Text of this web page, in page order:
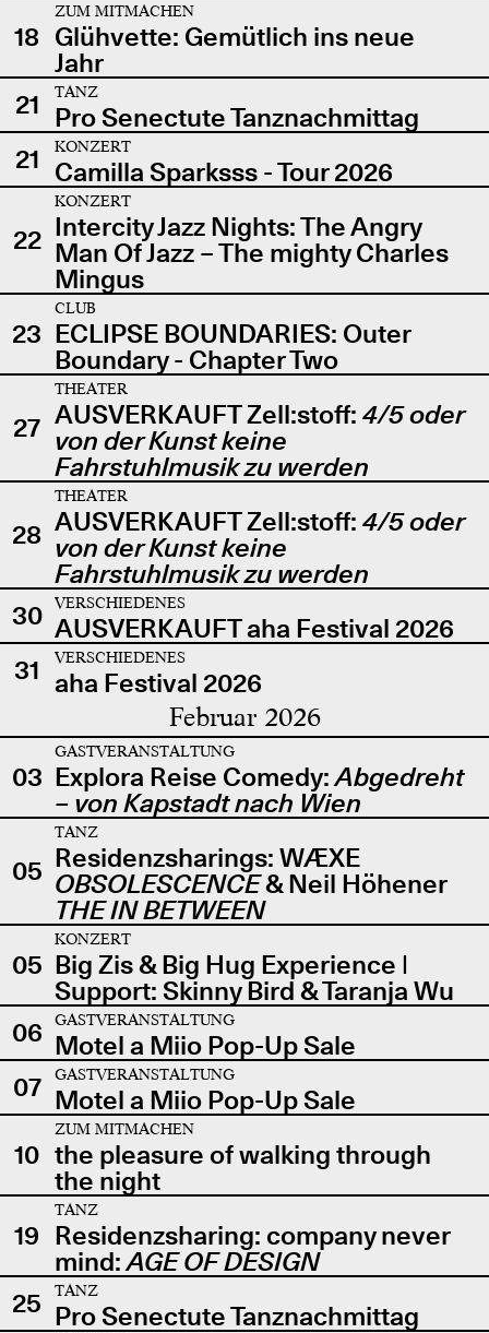
18
ZUM MITMACHEN
Glühvette: Gemütlich ins neue
Jahr
21
TANZ
Pro Senectute Tanznachmittag
21
KONZERT
Camilla Sparksss - Tour 2026
22
KONZERT
Intercity Jazz Nights: The Angry
Man Of Jazz – The mighty Charles
Mingus
23
CLUB
ECLIPSE BOUNDARIES: Outer
Boundary - Chapter Two
27
THEATER
AUSVERKAUFT Zell:stoff: 4/5 oder
von der Kunst keine
Fahrstuhlmusik zu werden
28
THEATER
AUSVERKAUFT Zell:stoff: 4/5 oder
von der Kunst keine
Fahrstuhlmusik zu werden
30
VERSCHIEDENES
AUSVERKAUFT aha Festival 2026
31
VERSCHIEDENES
aha Festival 2026
Februar 2026
03
GASTVERANSTALTUNG
Explora Reise Comedy:Abgedreht
– von Kapstadt nach Wien
05
TANZ
Residenzsharings: WÆXE
OBSOLESCENCE& Neil Höhener
THE IN BETWEEN
05
KONZERT
Big Zis & Big Hug Experience |
Support: Skinny Bird & Taranja Wu
06
GASTVERANSTALTUNG
Motel a Miio Pop-Up Sale
07
GASTVERANSTALTUNG
Motel a Miio Pop-Up Sale
10
ZUM MITMACHEN
the pleasure of walking through
the night
19
TANZ
Residenzsharing: company never
mind:AGE OF DESIGN
25
TANZ
Pro Senectute Tanznachmittag